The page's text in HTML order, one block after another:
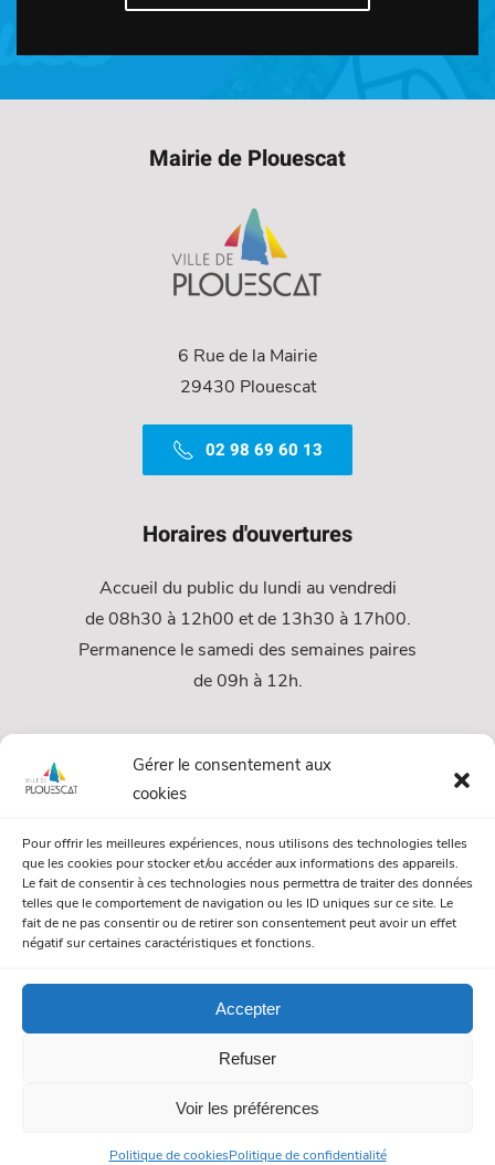
Gérer le consentement aux
cookies
Pour offrir les meilleures expériences, nous utilisons des technologies telles
que les cookies pour stocker et/ou accéder aux informations des appareils.
Le fait de consentir à ces technologies nous permettra de traiter des données
telles que le comportement de navigation ou les ID uniques sur ce site. Le
fait de ne pas consentir ou de retirer son consentement peut avoir un effet
négatif sur certaines caractéristiques et fonctions.
Accepter
Refuser
Voir les préférences
Politique de cookiesPolitique de confidentialité
Mairie de Plouescat
6 Rue de la Mairie
29430 Plouescat
02 98 69 60 13
Horaires d'ouvertures
Accueil du public du lundi au vendredi
de 08h30 à 12h00 et de 13h30 à 17h00.
Permanence le samedi des semaines paires
de 09h à 12h.
Services
Urbanisme
Papiers et citoyenneté
Numéros Utiles
© Mairie de Plouescat. Tous droits réservés. /Mentions légales
Politique de gestion des cookies/Politique de confidentialité